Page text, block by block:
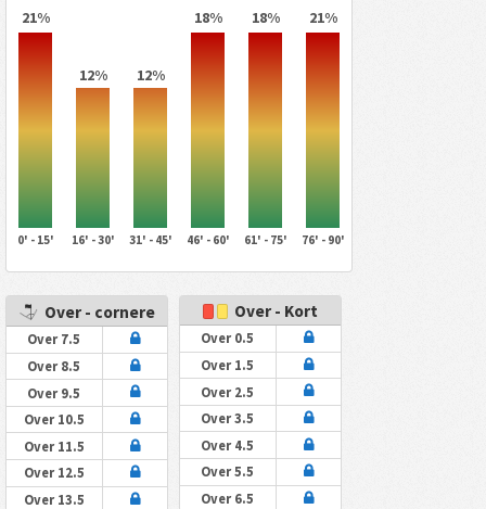
21%
12% 12%
18% 18% 21%
0' - 15' 16' - 30' 31' - 45' 46' - 60' 61' - 75' 76' - 90'
Over - cornere
Over 7.5
Over 8.5
Over 9.5
Over 10.5
Over 11.5
Over 12.5
Over 13.5
Over - Kort
Over 0.5
Over 1.5
Over 2.5
Over 3.5
Over 4.5
Over 5.5
Over 6.5